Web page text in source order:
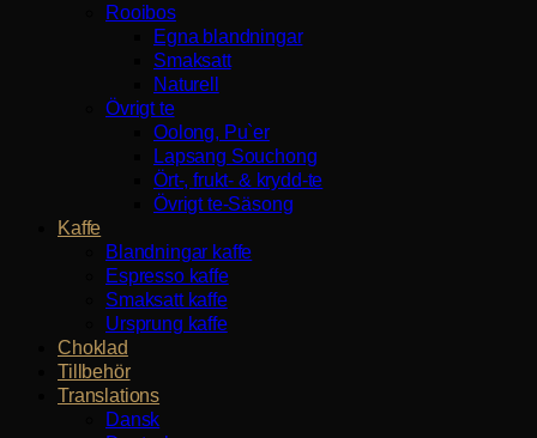
Rooibos
Egna blandningar
Smaksatt
Naturell
Övrigt te
Oolong, Pu`er
Lapsang Souchong
Ört-, frukt- & krydd-te
Övrigt te-Säsong
Kaffe
Blandningar kaffe
Espresso kaffe
Smaksatt kaffe
Ursprung kaffe
Choklad
Tillbehör
Translations
Dansk